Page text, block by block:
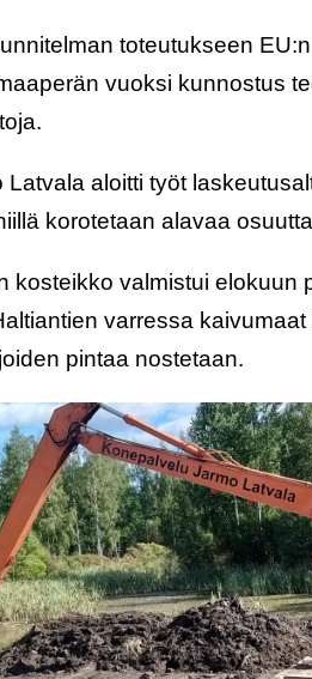
toteutukseen
vuoksi kunnostus
Latvala aloitti työt
korotetaan alavaa
kosteikko valmistui elokuun
varressa
pintaa nostetaan.